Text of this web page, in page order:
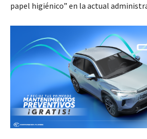
papel higiénico” en la actual